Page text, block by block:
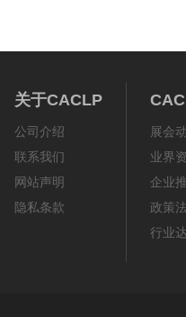
关于CACLP
公司介绍
联系我们
网站声明
隐私条款
展会
业界
企业
政策
行业